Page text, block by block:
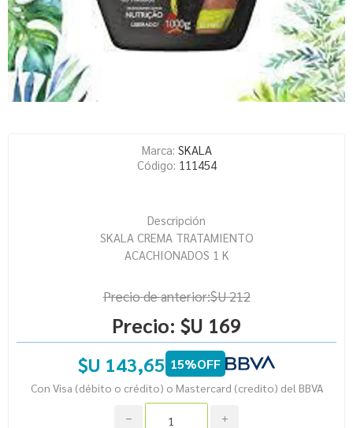
Marca: SKALA
Código: 111454
Descripción
SKALA CREMA TRATAMIENTO
ACACHIONADOS 1 K
Precio de anterior:$U 212
Precio: $U 169
$U 143,65 15%OFF
Con Visa (débito o crédito) o Mastercard (credito) del BBVA
i
h